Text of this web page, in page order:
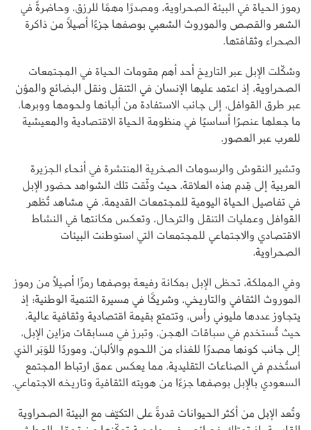
رموز الحياة في البيئة الصحراوية، ومصدرًا مهمًا للرزق، وحاضرةً في
الشعر والقصص والموروث الشعبي بوصفها جزءًا أصيلًا من ذاكرة
الصحراء وثقافتها.
وشكّلت الإبل عبر التاريخ أحد أهم مقومات الحياة في المجتمعات
الصحراوية، إذ اعتمد عليها الإنسان في التنقل ونقل البضائع والمؤن
عبر طرق القوافل، إلى جانب الاستفادة من ألبانها ولحومها ووبرها،
ما جعلها عنصرًا أساسيًا في منظومة الحياة الاقتصادية والمعيشية
للعرب عبر العصور.
وتشير النقوش والرسومات الصخرية المنتشرة في أنحاء الجزيرة
العربية إلى قِدم هذه العلاقة، حيث وثّقت تلك الشواهد حضور الإبل
في تفاصيل الحياة اليومية للمجتمعات القديمة، في مشاهد تُظهر
القوافل وعمليات التنقل والترحال، وتعكس مكانتها في النشاط
الاقتصادي والاجتماعي للمجتمعات التي استوطنت البيئات
الصحراوية.
وفي المملكة، تحظى الإبل بمكانة رفيعة بوصفها رمزًا أصيلًا من رموز
الموروث الثقافي والتاريخي، وشريكًا في مسيرة التنمية الوطنية؛ إذ
يتجاوز عددها مليوني رأس، وتتمتع بقيمة اقتصادية وثقافية عالية،
حيث تُستخدم في سباقات الهجن، وتبرز في مسابقات مزاين الإبل،
إلى جانب كونها مصدرًا للغذاء من اللحوم والألبان، وموردًا للوَبَر الذي
استُخدم في الصناعات التقليدية، مما يعكس عمق ارتباط المجتمع
السعودي بالإبل بوصفها جزءًا من هويته الثقافية وتاريخه الاجتماعي.
وتُعد الإبل من أكثر الحيوانات قدرةً على التكيّف مع البيئة الصحراوية